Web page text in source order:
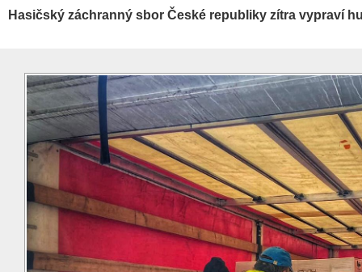
Hasičský záchranný sbor České republiky zítra vypraví